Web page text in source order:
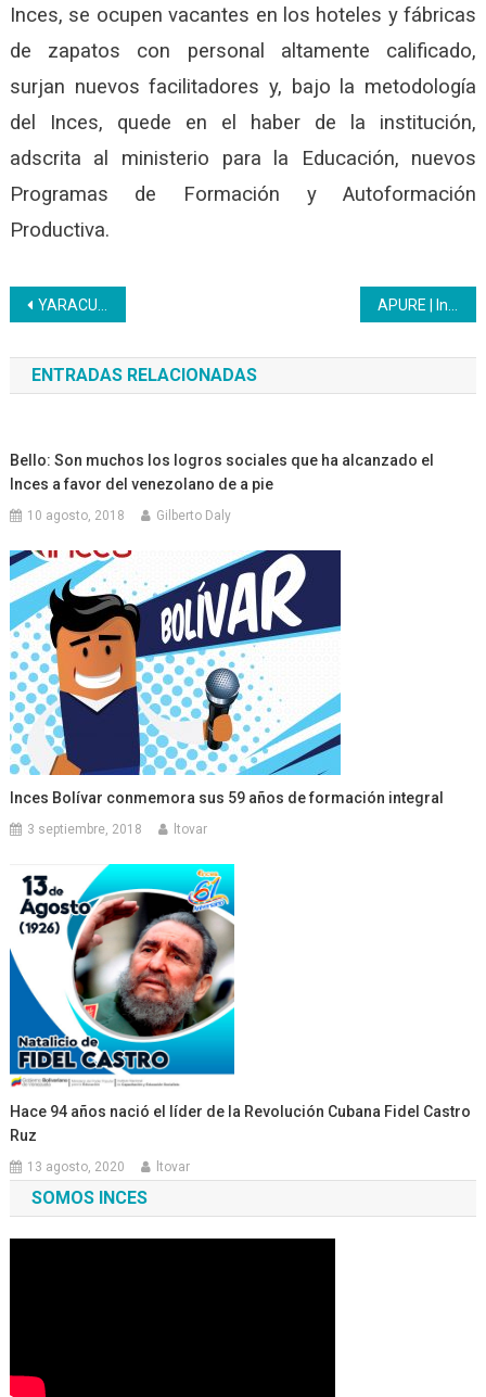
Inces, se ocupen vacantes en los hoteles y fábricas
de zapatos con personal altamente calificado,
surjan nuevos facilitadores y, bajo la metodología
del Inces, quede en el haber de la institución,
adscrita al ministerio para la Educación, nuevos
Programas de Formación y Autoformación
Productiva.
Navegación
de
entradas
YARACUY | Continúan jornadas de acreditación de saberes en el ámbito educativo
ENTRADAS RELACIONADAS
Bello: Son muchos los logros sociales que ha alcanzado el
Inces a favor del venezolano de a pie
10 agosto, 2018 Gilberto Daly
Inces Bolívar conmemora sus 59 años de formación integral
3 septiembre, 2018 ltovar
Hace 94 años nació el líder de la Revolución Cubana Fidel Castro
Ruz
13 agosto, 2020 ltovar
SOMOS INCES